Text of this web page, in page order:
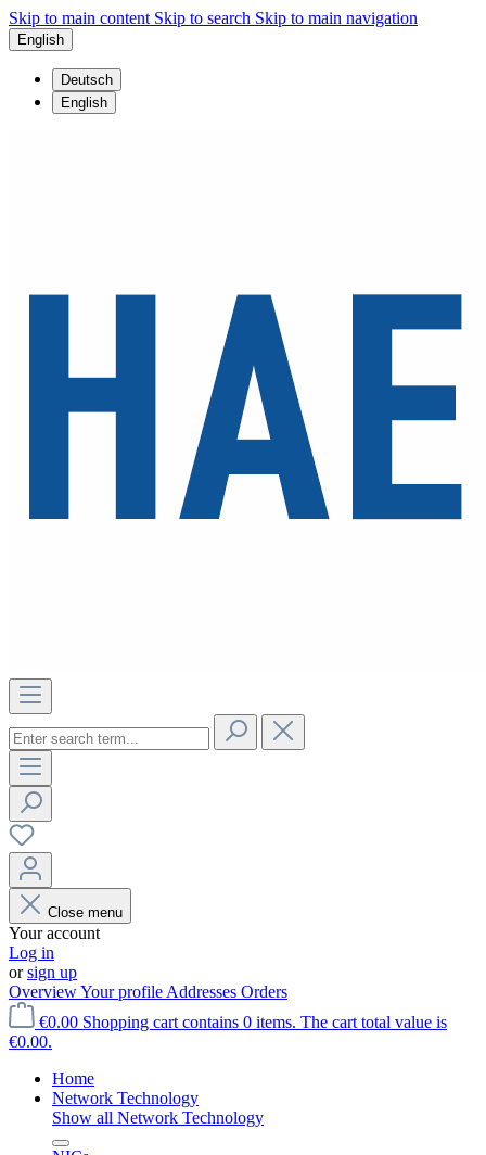
Skip to main content Skip to search Skip to main navigation
English
Deutsch
English
Close menu
Your account
Log in
orsign up
OverviewYour profile Addresses Orders
€0.00 Shopping cart contains 0 items. The cart total value is
€0.00.
Home
Network Technology
Show all Network Technology